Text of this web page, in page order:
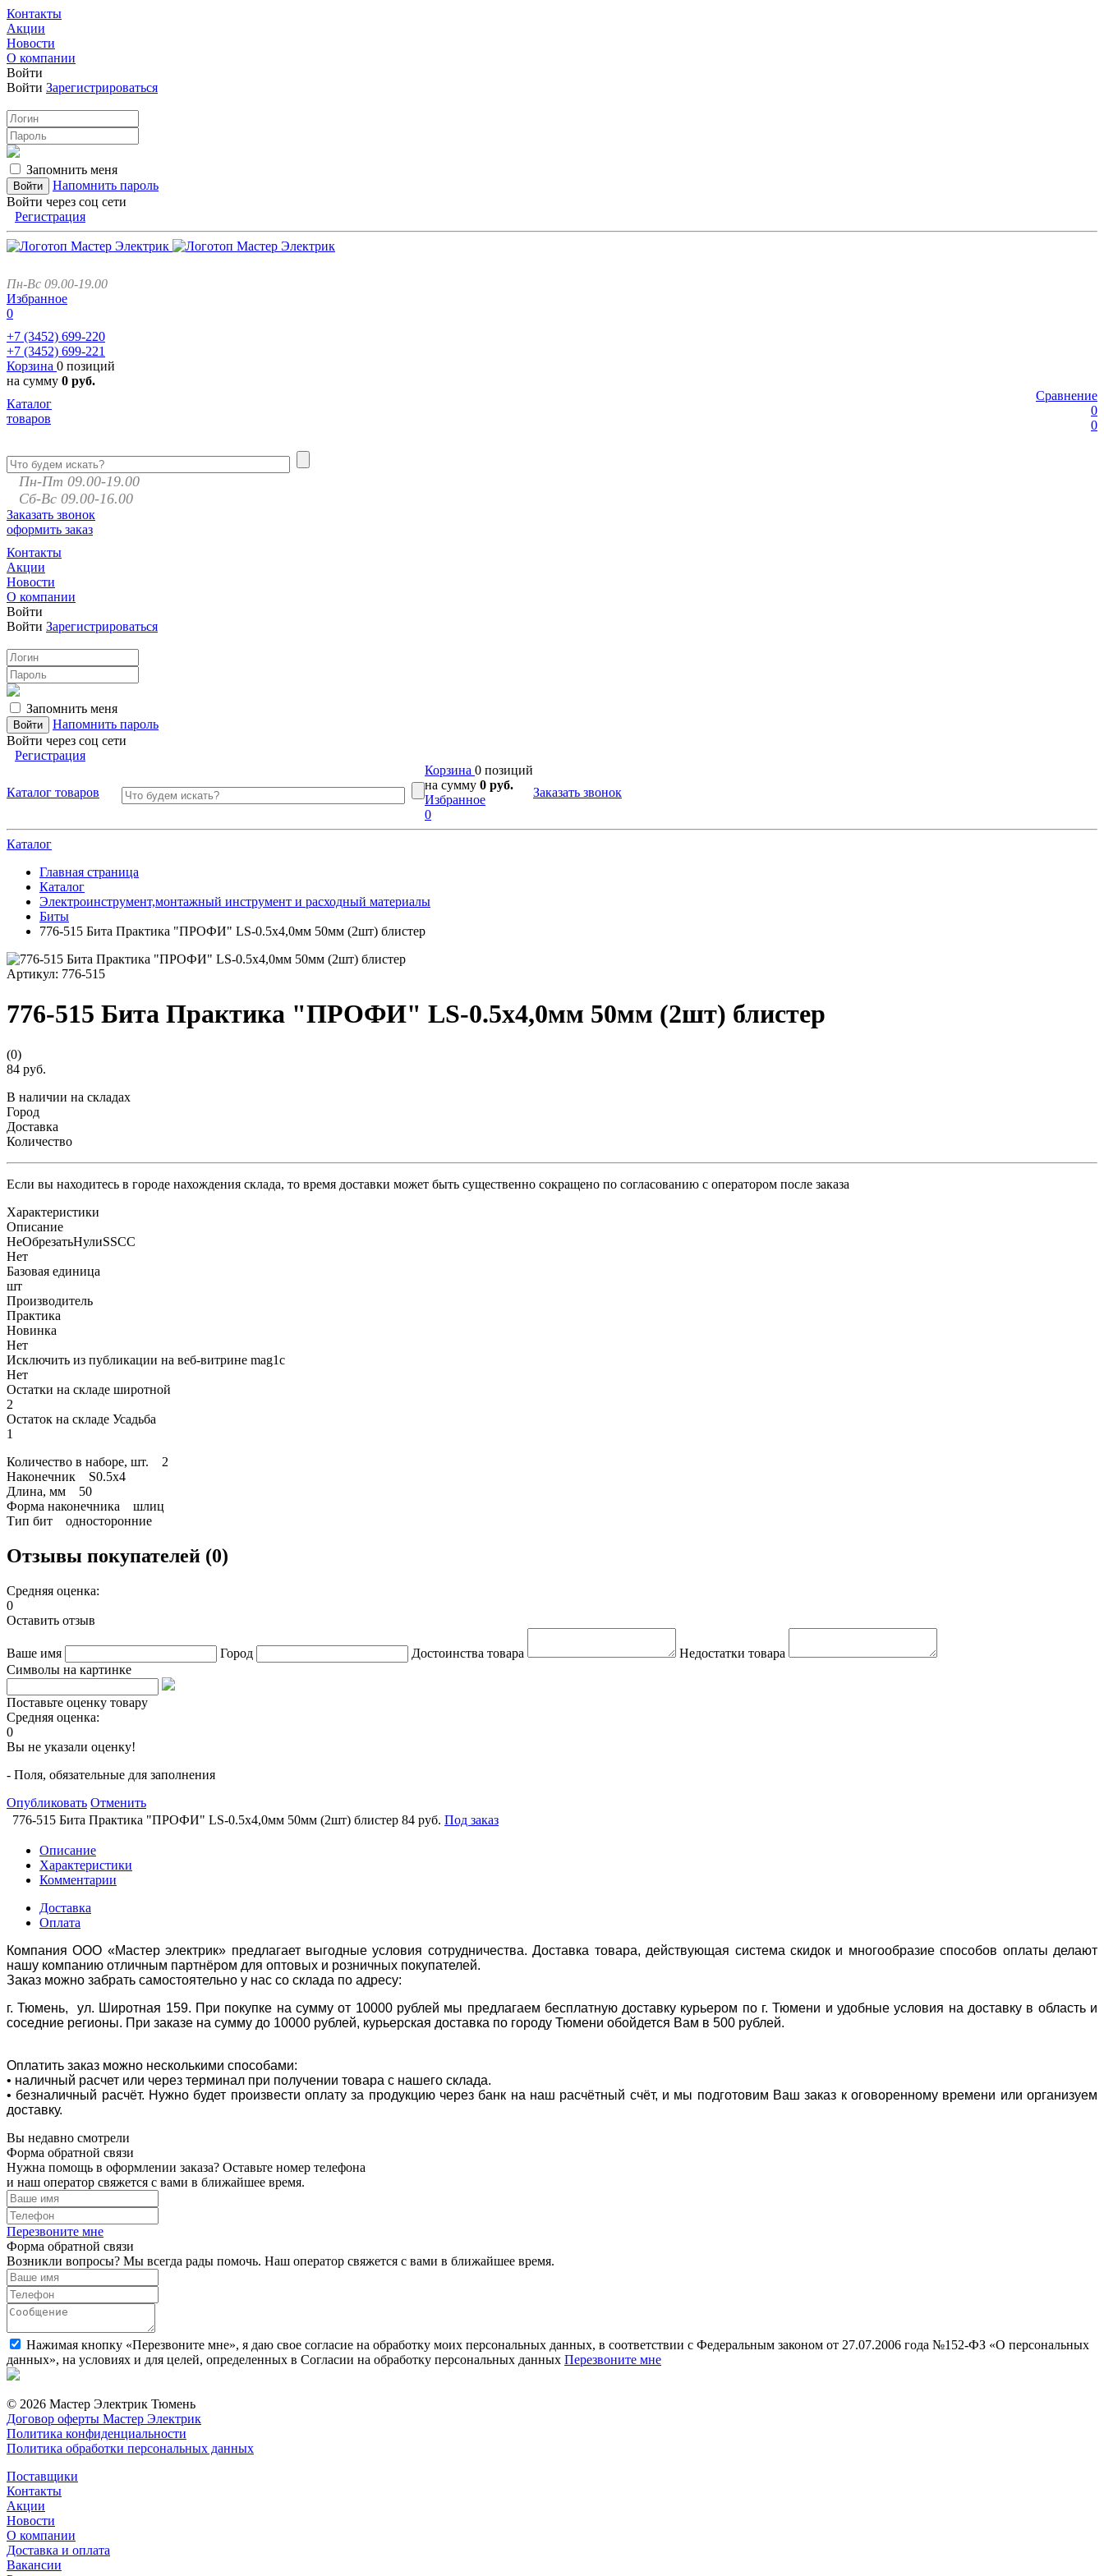
Контакты
Акции
Новости
О компании
Войти
Войти Зарегистрироваться
Запомнить меня
Напомнить пароль
Войти через соц сети
Регистрация
Пн-Вс 09.00-19.00
Избранное
0
+7 (3452) 699-220
+7 (3452) 699-221
Корзина 0 позиций
на сумму 0 руб.
Сравнение
0
0
Каталог
товаров
Пн-Пт 09.00-19.00
Сб-Вс 09.00-16.00
Заказать звонок
оформить заказ
Контакты
Акции
Новости
О компании
Войти
Войти Зарегистрироваться
Запомнить меня
Напомнить пароль
Войти через соц сети
Регистрация
Каталог товаров
Корзина 0 позиций
на сумму 0 руб.
Избранное
0
Заказать звонок
Каталог
Главная страница
Каталог
Электроинструмент,монтажный инструмент и расходный материалы
Биты
776-515 Бита Практика "ПРОФИ" LS-0.5х4,0мм 50мм (2шт) блистер
Артикул: 776-515
776-515 Бита Практика "ПРОФИ" LS-0.5х4,0мм 50мм (2шт) блистер
(0)
84 руб.
В наличии на складах
Город
Доставка
Количество
Если вы находитесь в городе нахождения склада, то время доставки может быть существенно сокращено по согласованию с оператором после заказа
Характеристики
Описание
НеОбрезатьНулиSSCC
Нет
Базовая единица
шт
Производитель
Практика
Новинка
Нет
Исключить из публикации на веб-витрине mag1c
Нет
Остатки на складе широтной
2
Остаток на складе Усадьба
1
Количество в наборе, шт. 2
Наконечник S0.5x4
Длина, мм 50
Форма наконечника шлиц
Тип бит односторонние
Отзывы покупателей (0)
Средняя оценка:
0
Оставить отзыв
Ваше имя Город Достоинства товара
Недостатки товара
Символы на картинке
Поставьте оценку товару
Средняя оценка:
0
Вы не указали оценку!
- Поля, обязательные для заполнения
Опубликовать Отменить
776-515 Бита Практика "ПРОФИ" LS-0.5х4,0мм 50мм (2шт) блистер 84 руб. Под заказ
Описание
Характеристики
Комментарии
Доставка
Оплата
Компания ООО «Мастер электрик» предлагает выгодные условия сотрудничества. Доставка товара, действующая система скидок и многообразие способов оплаты делают
нашу компанию отличным партнёром для оптовых и розничных покупателей.
Заказ можно забрать самостоятельно у нас со склада по адресу:
г. Тюмень, ул. Широтная 159. При покупке на сумму от 10000 рублей мы предлагаем бесплатную доставку курьером по г. Тюмени и удобные условия на доставку в область и
соседние регионы. При заказе на сумму до 10000 рублей, курьерская доставка по городу Тюмени обойдется Вам в 500 рублей.
Оплатить заказ можно несколькими способами:
• наличный расчет или через терминал при получении товара с нашего склада.
• безналичный расчёт. Нужно будет произвести оплату за продукцию через банк на наш расчётный счёт, и мы подготовим Ваш заказ к оговоренному времени или организуем
доставку.
Вы недавно смотрели
Форма обратной связи
Нужна помощь в оформлении заказа? Оставьте номер телефона
и наш оператор свяжется с вами в ближайшее время.
Перезвоните мне
Форма обратной связи
Возникли вопросы? Мы всегда рады помочь. Наш оператор свяжется с вами в ближайшее время.
Нажимая кнопку «Перезвоните мне», я даю свое согласие на обработку моих персональных данных, в соответствии с Федеральным законом от 27.07.2006 года №152-ФЗ «О персональных
данных», на условиях и для целей, определенных в Согласии на обработку персональных данных Перезвоните мне
© 2026 Мастер Электрик Тюмень
Договор оферты Мастер Электрик
Политика конфиденциальности
Политика обработки персональных данных
Поставщики
Контакты
Акции
Новости
О компании
Доставка и оплата
Вакансии